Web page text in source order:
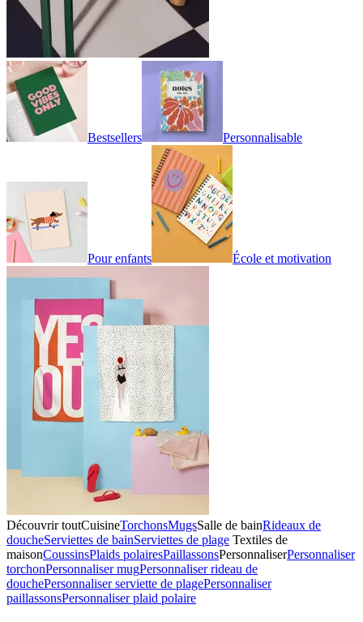
Bestsellers Personnalisable
Pour enfants École et motivation
Découvrir toutCuisineTorchonsMugsSalle de bainRideaux de
doucheServiettes de bainServiettes de plage Textiles de
maisonCoussinsPlaids polairesPaillassonsPersonnaliserPersonnaliser
torchonPersonnaliser mugPersonnaliser rideau de
douchePersonnaliser serviette de plagePersonnaliser
paillassonsPersonnaliser plaid polaire